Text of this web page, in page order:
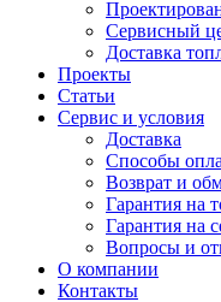
Сервисный
Доставка
Проекты
Статьи
Сервис и условия
Доставка
Способы
Возврат и
Гарантия на
Гарантия на
Вопросы и
О компании
Контакты